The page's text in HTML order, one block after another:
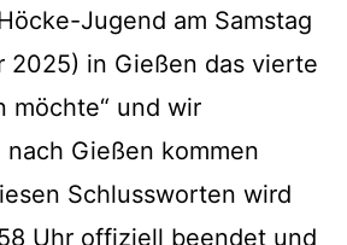
Jugend am Samstag
2025) in Gießen das vierte
möchte“ und wir
Gießen kommen
Schlussworten wird
Uhr offiziell beendet und